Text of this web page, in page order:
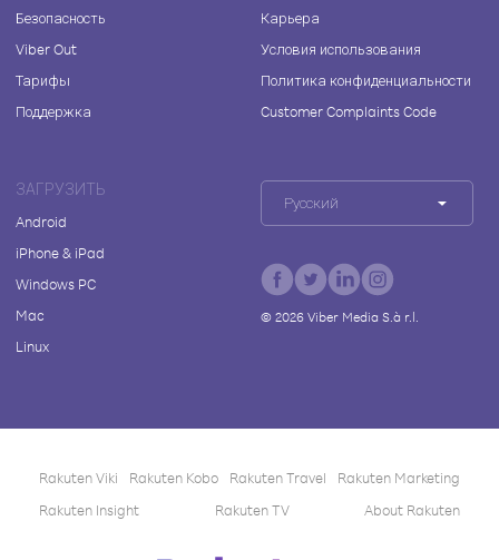
Безопасность
Viber Out
Тарифы
Поддержка
Карьера
Условия использования
Политика конфиденциальности
Customer Complaints Code
ЗАГРУЗИТЬ
Android
iPhone & iPad
Windows PC
Mac
Linux
Русский
© 2026Viber Media S.à r.l.
Rakuten Viki Rakuten Kobo Rakuten Travel
Rakuten Marketing
Rakuten Insight
Rakuten TV About Rakuten